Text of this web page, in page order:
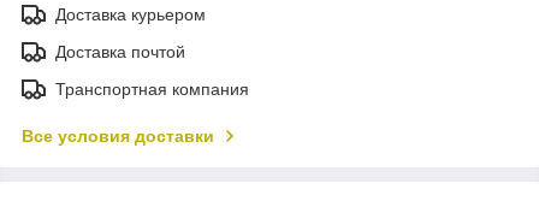
Доставка курьером
Доставка почтой
Транспортная компания
Все условия доставки